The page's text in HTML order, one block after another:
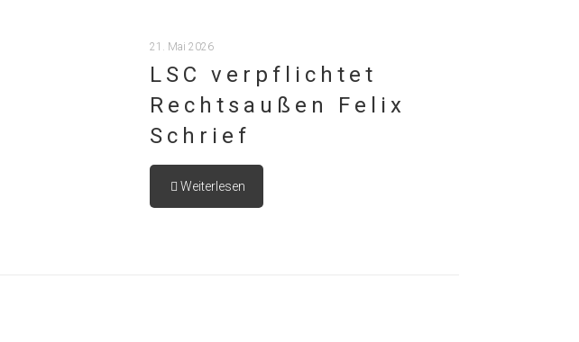
21. Mai 2026
LSC verpflichtet
Rechtsaußen Felix
Schrief
Weiterlesen